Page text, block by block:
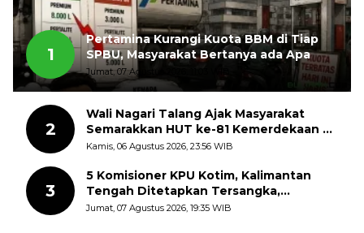
1
Pertamina Kurangi Kuota BBM di Tiap
SPBU, Masyarakat Bertanya ada Apa
Jumat, 07 Agustus 2026, 11:03 WIB
2
Wali Nagari Talang Ajak Masyarakat
Semarakkan HUT ke-81 Kemerdekaan RI
dengan Mengibarkan Bendera Merah
Kamis, 06 Agustus 2026, 23:56 WIB
3
5 Komisioner KPU Kotim, Kalimantan
Tengah Ditetapkan Tersangka,
Kerugian Negara ditaksir 10 Milyard
Jumat, 07 Agustus 2026, 19:35 WIB